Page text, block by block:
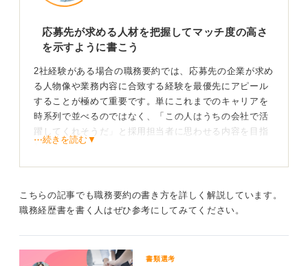
応募先が求める人材を把握してマッチ度の高さ
を示すように書こう
2社経験がある場合の職務要約では、応募先の企業が求め
る人物像や業務内容に合致する経験を最優先にアピール
することが極めて重要です。単にこれまでのキャリアを
時系列で並べるのではなく、「この人はうちの会社で活
躍してくれそうだ」と採用担当者に思わせる内容を目指
しましょう。
まず、応募する企業が求める仕事内容や、必要なスキ
なたの職務経験の中で、最もそれに近い内容の会社での
経験を一番最初に持ってきましょう。
冒頭が命！ 関連性が高いアピールになる経験を最初
に盛り込もう
⋯続きを読む▼
こちらの記事でも職務要約の書き方を詳しく解説しています。
職務経歴書を書く人はぜひ参考にしてみてください。
書類選考